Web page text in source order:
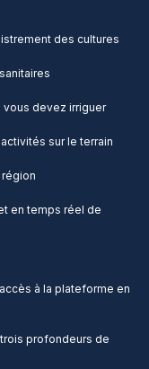
des cultures
vous devez irriguer
sur le terrain
en temps réel de
à la plateforme en
profondeurs de